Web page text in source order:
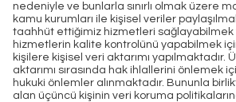
nedeniyle ve bunlarla sınırlı olmak üzere
kamu kurumları ile kişisel veriler
taahhüt ettiğimiz hizmetleri sağlayabilmek
hizmetlerin kalite kontrolünü yapabilmek
kişilere kişisel veri aktarımı yapılmaktadır.
aktarımı sırasında hak ihlallerini önlemek
hukuki önlemler alınmaktadır. Bununla
alan üçüncü kişinin veri koruma